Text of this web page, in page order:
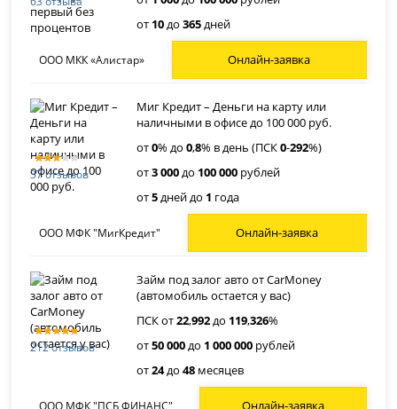
от 10до365дней
ООО МКК «Алистар» Онлайн-заявка
37 отзывов
Миг Кредит – Деньги на карту или
наличными в офисе до 100 000 руб.
от0% до0,8% в день (ПСК0-292%)
от3 000до 100 000 рублей
от5дней до 1 года
ООО МФК "МигКредит" Онлайн-заявка
212 отзывов
Займ под залог авто от CarMoney
(автомобиль остается у вас)
ПСК от22,992до 119,326%
от50 000до 1 000 000 рублей
от24до48 месяцев
Онлайн-заявка